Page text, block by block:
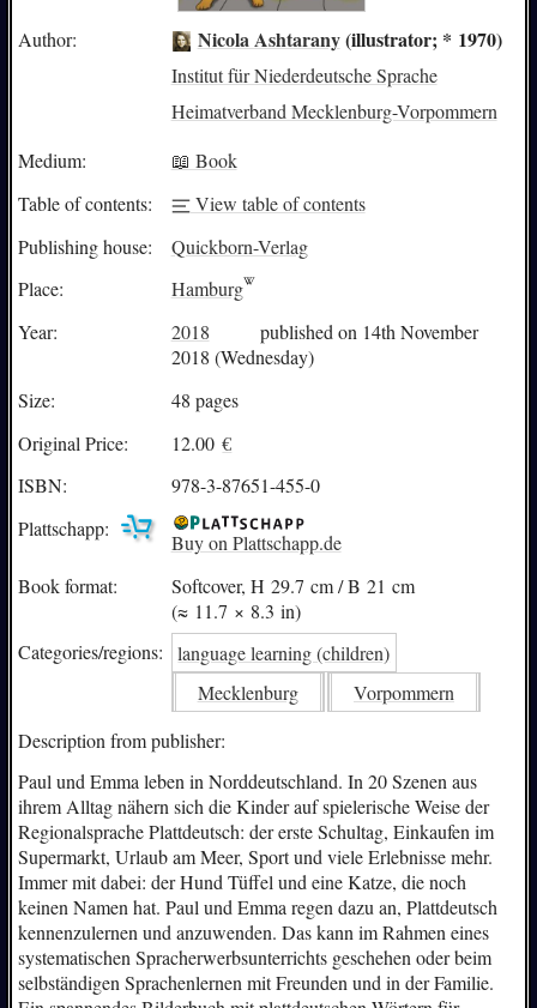
Author: Nicola Ashtarany(illustrator; * 1970)
Institut für Niederdeutsche Sprache
Heimatverband Mecklenburg-Vorpommern
Medium:
📖 Book
Table of contents:
View table of contents
Publishing house:
Quickborn-Verlag
Place:
Hamburg
Year:
2018
published on 14th November
2018 (Wednesday)
Size:
48 pages
Original Price:
12.00 €
ISBN:
978-3-87651-455-0
Plattschapp:
Buy on Plattschapp.de
Book format:
Softcover, H 29.7 cm / B 21 cm
(≈ 11.7 × 8.3 in)
Categories/regions:
language learning (children)
Mecklenburg
Vorpommern
Description from publisher:
Paul und Emma leben in Norddeutschland. In 20 Szenen aus
ihrem Alltag nähern sich die Kinder auf spielerische Weise der
Regionalsprache Plattdeutsch: der erste Schultag, Einkaufen im
Supermarkt, Urlaub am Meer, Sport und viele Erlebnisse mehr.
Immer mit dabei: der Hund Tüffel und eine Katze, die noch
keinen Namen hat. Paul und Emma regen dazu an, Plattdeutsch
kennenzulernen und anzuwenden. Das kann im Rahmen eines
systematischen Spracherwerbsunterrichts geschehen oder beim
selbständigen Sprachenlernen mit Freunden und in der Familie.